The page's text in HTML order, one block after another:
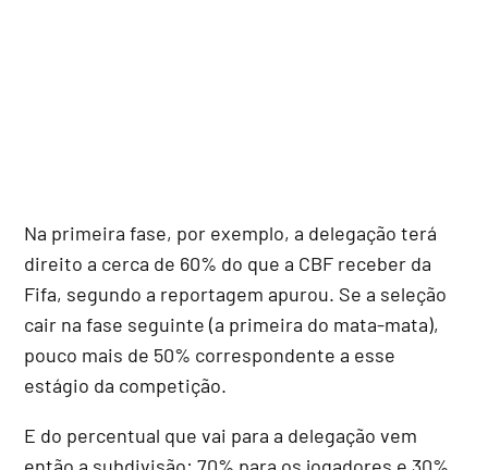
Na primeira fase, por exemplo, a delegação terá
direito a cerca de 60% do que a CBF receber da
Fifa, segundo a reportagem apurou. Se a seleção
cair na fase seguinte (a primeira do mata-mata),
pouco mais de 50% correspondente a esse
estágio da competição.
E do percentual que vai para a delegação vem